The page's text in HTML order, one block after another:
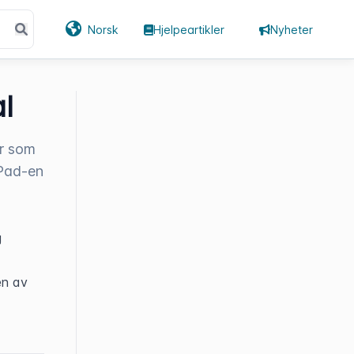
Norsk Hjelpeartikler Nyheter
som
en
av